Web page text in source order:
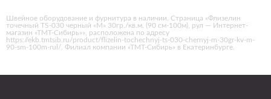
Швейное оборудование и фурнитура в наличии. Страница «Флизелин
точечный TS-030 черный «М» 30гр./кв.м. (90 см-100м), рул — Интернет-
магазин «ТМТ-Сибирь»», расположена по адресу
https://ekb.tmtsib.ru/product/flizelin-tochechnyj-ts-030-chernyj-m-30gr-kv-m-
90-sm-100m-rul/. Филиал компании «ТМТ-Сибирь» в Екатеринбурге.